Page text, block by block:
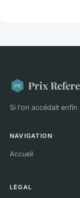
Prix
Si l'on accédait
NAVIGATION
Accueil
LÉGAL